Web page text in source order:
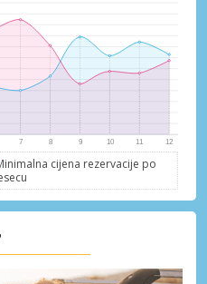
eLinka
cijena rezervacije po